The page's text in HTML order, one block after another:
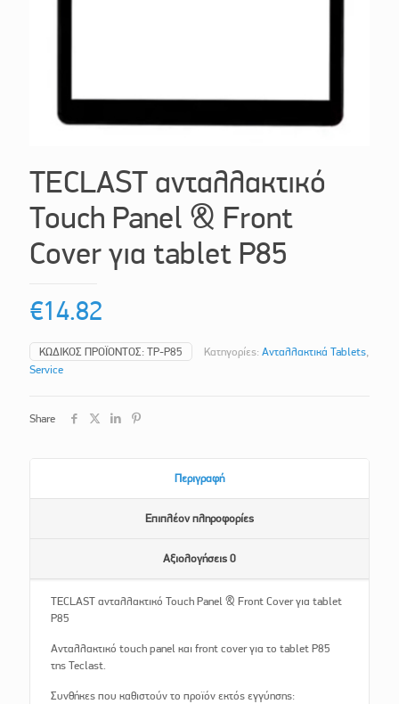
TECLAST ανταλλακτικό
Touch Panel & Front
Cover για tablet P85
€14.82
ΚΩΔΙΚΌΣ ΠΡΟΪΌΝΤΟΣ: TP-P85 Κατηγορίες: Ανταλλακτικά Tablets,
Service
Share
Περιγραφή
Επιπλέον πληροφορίες
Αξιολογήσεις 0
TECLAST ανταλλακτικό Touch Panel & Front Cover για tablet
P85
Ανταλλακτικό touch panel και front cover για το tablet P85
της Teclast.
Συνθήκες που καθιστούν το προϊόν εκτός εγγύησης: